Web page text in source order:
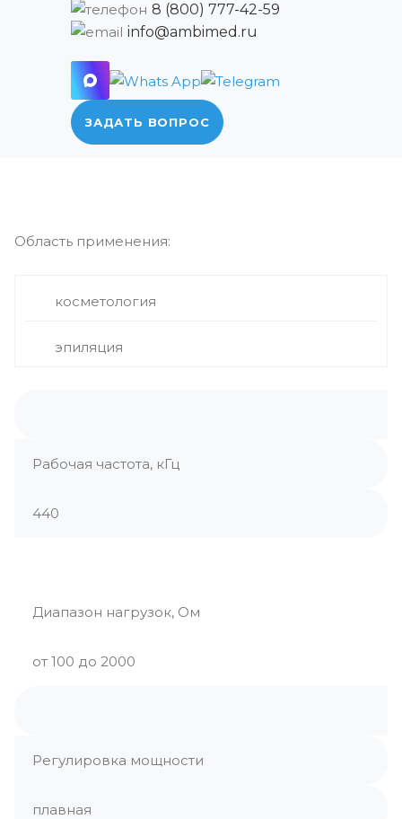
8 (800) 777-42-59
info@ambimed.ru
ЗАДАТЬ ВОПРОС
Область применения:
косметология
эпиляция
Рабочая частота, кГц
440
Диапазон нагрузок, Ом
от 100 до 2000
Регулировка мощности
плавная